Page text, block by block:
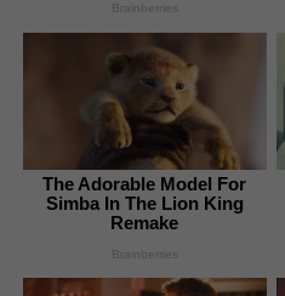
Brainberries
The Adorable Model For
Simba In The Lion King
Remake
Brainberries